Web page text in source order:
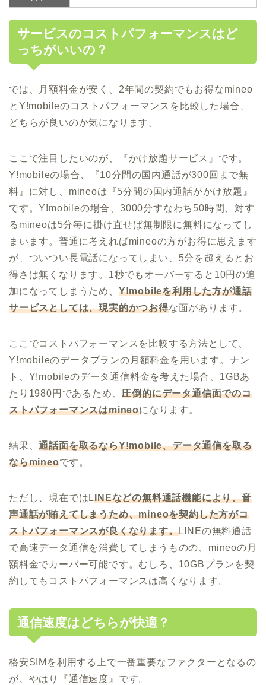
サービスのコストパフォーマンスはど
っちがいいの？
では、月額料金が安く、2年間の契約でもお得なmineo
とY!mobileのコストパフォーマンスを比較した場合、
どちらが良いのか気になります。
ここで注目したいのが、『かけ放題サービス』です。
Y!mobileの場合、『10分間の国内通話が300回まで無
料』に対し、mineoは『5分間の国内通話がかけ放題』
です。Y!mobileの場合、3000分すなわち50時間、対す
るmineoは5分毎に掛け直せば無制限に無料になってし
まいます。普通に考えればmineoの方がお得に思えます
が、ついつい長電話になってしまい、5分を超えるとお
得さは無くなります。1秒でもオーバーすると10円の追
加になってしまうため、 Y!mobileを利用した方が通話
サービスとしては、現実的かつお得な面があります。
ここでコストパフォーマンスを比較する方法として、
Y!mobileのデータプランの月額料金を用います。ナン
ト、Y!mobileのデータ通信料金を考えた場合、1GBあ
たり1980円であるため、圧倒的にデータ通信面でのコ
ストパフォーマンスはmineoになります。
結果、通話面を取るならY!mobile、データ通信を取る
ならmineoです。
ただし、現在ではLINEなどの無料通話機能により、音
声通話が賄えてしまうため、mineoを契約した方がコ
ストパフォーマンスが良くなります。LINEの無料通話
で高速データ通信を消費してしまうものの、mineoの月
額料金でカーバー可能です。むしろ、10GBプランを契
約してもコストパフォーマンスは高くなります。
通信速度はどちらが快適？
格安SIMを利用する上で一番重要なファクターとなるの
が、やはり『通信速度』です。